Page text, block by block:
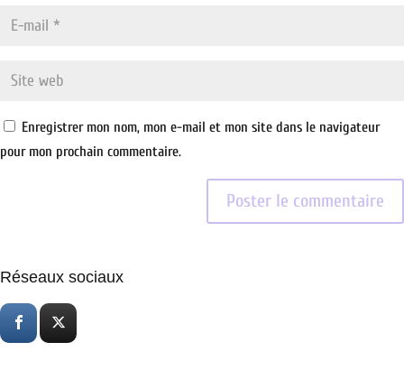
Enregistrer mon nom, mon e-mail et mon site dans le navigateur
pour mon prochain commentaire.
Réseaux sociaux